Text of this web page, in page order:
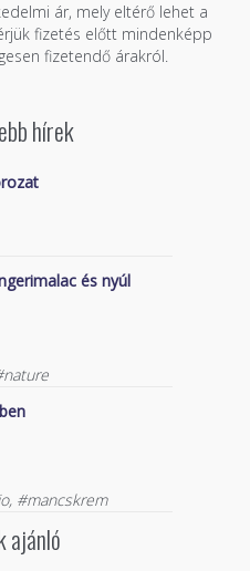
ár, mely eltérő lehet a
fizetés előtt mindenképp
fizetendő árakról.
hírek
és nyúl
#mancskrem
ajánló